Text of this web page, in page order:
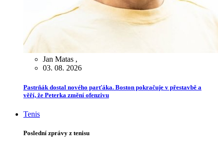
Jan Matas ,
03. 08. 2026
Pastrňák dostal nového parťáka. Boston pokračuje v přestavbě a
věří, že Peterka změní ofenzivu
Tenis
Poslední zprávy z tenisu